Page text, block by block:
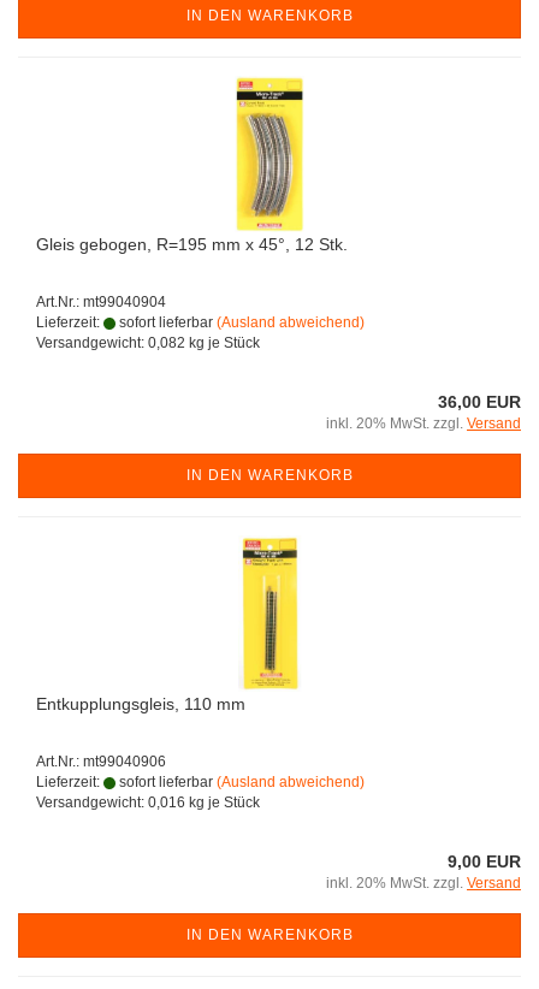
IN DEN WARENKORB
Gleis gebogen, R=195 mm x 45°, 12 Stk.
Art.Nr.: mt99040904
Lieferzeit:
sofort lieferbar (Ausland abweichend)
Versandgewicht: 0,082 kg je Stück
36,00 EUR
inkl. 20% MwSt. zzgl. Versand
IN DEN WARENKORB
Entkupplungsgleis, 110 mm
Art.Nr.: mt99040906
Lieferzeit:
sofort lieferbar (Ausland abweichend)
Versandgewicht: 0,016 kg je Stück
9,00 EUR
inkl. 20% MwSt. zzgl. Versand
IN DEN WARENKORB